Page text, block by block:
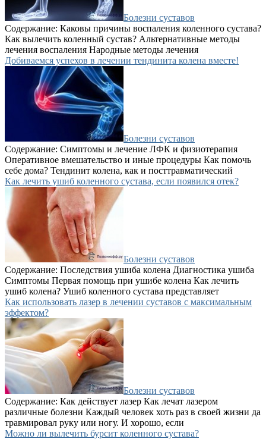
Болезни суставов
Содержание: Каковы причины воспаления коленного сустава?
Как вылечить коленный сустав? Альтернативные методы
лечения воспаления Народные методы лечения
Добиваемся успехов в лечении тендинита колена вместе!
Болезни суставов
Содержание: Симптомы и лечение ЛФК и физиотерапия
Оперативное вмешательство и иные процедуры Как помочь
себе дома? Тендинит колена, как и посттравматический
Как лечить ушиб коленного сустава, если появился отек?
Болезни суставов
Содержание: Последствия ушиба колена Диагностика ушиба
Симптомы Первая помощь при ушибе колена Как лечить
ушиб колена? Ушиб коленного сустава представляет
Как использовать лазер в лечении суставов с максимальным
эффектом?
Болезни суставов
Содержание: Как действует лазер Как лечат лазером
различные болезни Каждый человек хоть раз в своей жизни да
травмировал руку или ногу. И хорошо, если
Можно ли вылечить бурсит коленного сустава?